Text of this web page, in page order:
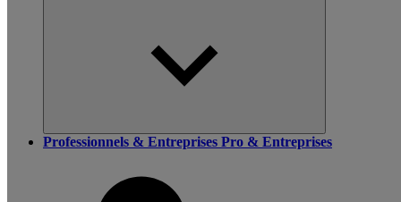
Professionnels & Entreprises Pro & Entreprises